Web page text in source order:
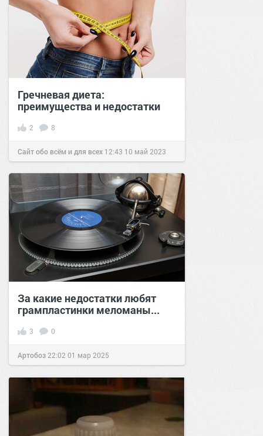
Гречневая диета:
преимущества и недостатки
2 8
Сайт обо всём и для всех 12:43 10 май 2023
За какие недостатки любят
грампластинки меломаны...
3 0
Артобоз 22:02 01 мар 2025